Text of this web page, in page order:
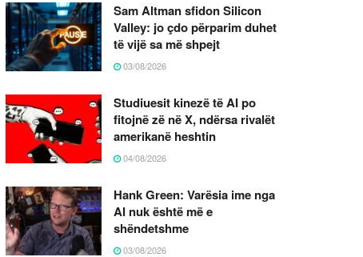
Sam Altman sfidon Silicon
Valley: jo çdo përparim duhet
të vijë sa më shpejt
03/08/2026
Studiuesit kinezë të AI po
fitojnë zë në X, ndërsa rivalët
amerikanë heshtin
04/08/2026
Hank Green: Varësia ime nga
AI nuk është më e
shëndetshme
03/08/2026